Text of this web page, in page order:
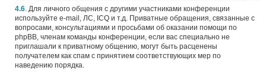
4.6. Для личного общения с другими участниками конференции
используйте e-mail, ЛС, ICQ и т.д. Приватные обращения, связанные с
вопросами, консультациями и просьбами об оказании помощи по
phpBB, членам команды конференции, если вас специально не
приглашали к приватному общению, могут быть расценены
получателем как спам с принятием соответствующих мер по
наведению порядка.